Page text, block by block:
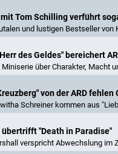
mit Tom Schilling verführt
und lustigen Bestseller von
des Geldes" bereichert
über Charakter, Macht
von der ARD fehlen
Schreiner kommen aus
übertrifft "Death in Paradise"
verspricht Abwechslung im